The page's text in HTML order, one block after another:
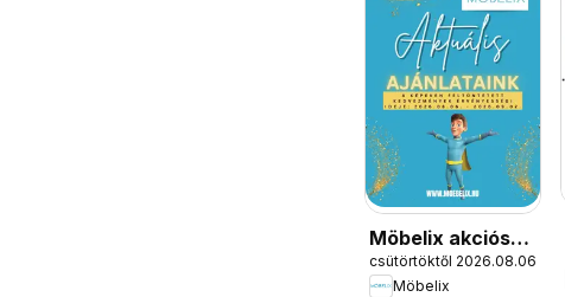
Möbelix akciós
újság
csütörtöktől 2026.08.06.
Möbelix